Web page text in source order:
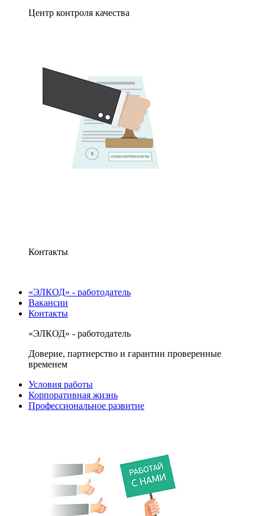
Центр контроля качества
Контакты
«ЭЛКОД» - работодатель
Вакансии
Контакты
«ЭЛКОД» - работодатель
Доверие, партнерство и гарантии проверенные
временем
Условия работы
Корпоративная жизнь
Профессиональное развитие